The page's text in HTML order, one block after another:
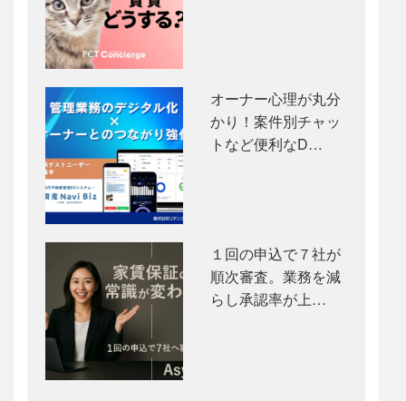
オーナー心理が丸分
かり！案件別チャッ
トなど便利なD…
１回の申込で７社が
順次審査。業務を減
らし承認率が上…